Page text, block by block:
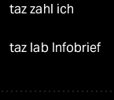
taz zahl ich
taz lab Infobrief